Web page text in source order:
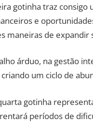
gotinha traz consigo
e
maneiras de
árduo, na gestão
um ciclo de
gotinha
períodos de